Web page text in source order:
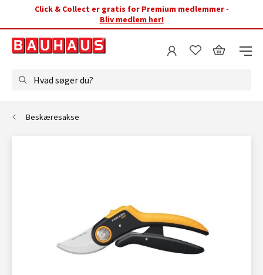
Click & Collect er gratis for Premium medlemmer -
Bliv medlem her!
Hvad søger du?
Beskæresakse